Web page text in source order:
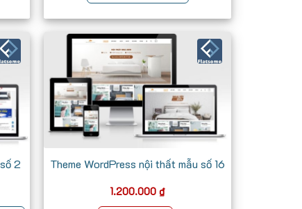
2 Theme WordPress nội thất mẫu số 16
1.200.000 ₫